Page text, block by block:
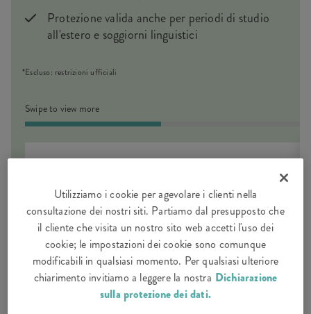
Protezione valida anche per periodi di studio
all'estero e soggiorni linguistici
*Escluso: restrizioni ufficiali
Swipe to view more
daCHF 174.90all'anno*
Copertura Base – Annullamento e Assistance
Spese di annullamento fino a CHF
Utilizziamo i cookie per agevolare i clienti nella
consultazione dei nostri siti. Partiamo dal presupposto che
il cliente che visita un nostro sito web accetti l'uso dei
cookie; le impostazioni dei cookie sono comunque
modificabili in qualsiasi momento. Per qualsiasi ulteriore
chiarimento invitiamo a leggere la nostra Dichiarazione
sulla protezione dei dati.